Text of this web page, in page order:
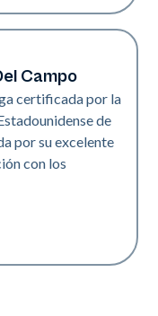
Campo
certificada por la
de
por su excelente
con los